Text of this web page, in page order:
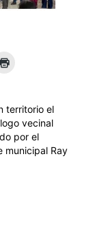
territorio el
vecinal
por el
municipal Ray